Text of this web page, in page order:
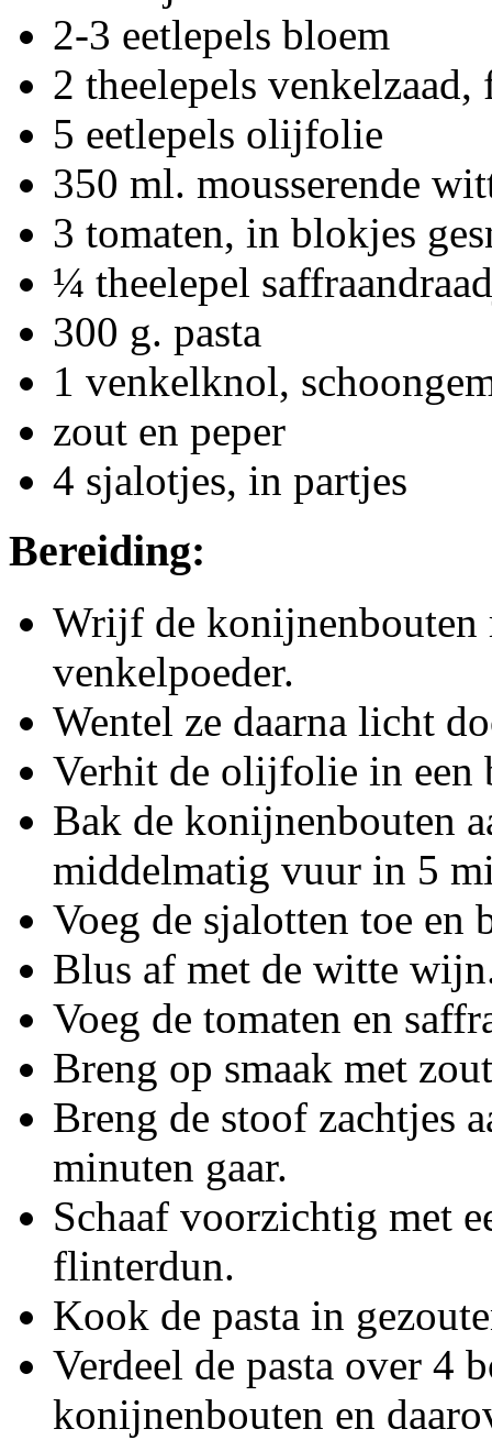
2-3 eetlepels bloem
2 theelepels
5 eetlepels olijfolie
350 ml. mousserende
3 tomaten, in blokjes
¼ theelepel
300 g. pasta
1 venkelknol,
zout en peper
4 sjalotjes, in partjes
Bereiding:
Wrijf de konijnenbouten
venkelpoeder.
Wentel ze daarna licht
Verhit de olijfolie in een
Bak de konijnenbouten
middelmatig vuur in 5
Voeg de sjalotten toe en
Blus af met de witte
Voeg de tomaten en
Breng op smaak met
Breng de stoof zachtjes
minuten gaar.
Schaaf voorzichtig met
flinterdun.
Kook de pasta in
Verdeel de pasta over 4
konijnenbouten en